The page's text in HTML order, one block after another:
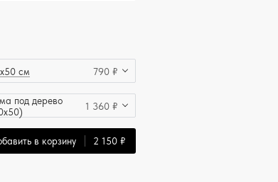
см 790 ₽
под дерево
1 360 ₽
в корзину 2 150 ₽